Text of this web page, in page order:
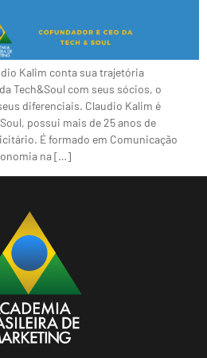
Kalim conta sua trajetória
Tech&Soul com seus sócios, o
diferenciais. Claudio Kalim é
possui mais de 25 anos de
É formado em Comunicação
na […]